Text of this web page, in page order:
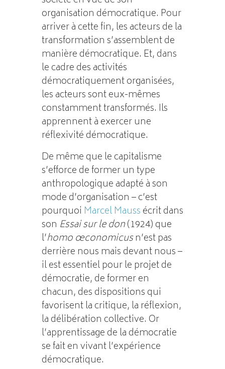
organisation démocratique. Pour
arriver à cette fin, les acteurs de la
transformation s’assemblent de
manière démocratique. Et, dans
le cadre des activités
démocratiquement organisées,
les acteurs sont eux-mêmes
constamment transformés. Ils
apprennent à exercer une
réflexivité démocratique.
De même que le capitalisme
s’efforce de former un type
anthropologique adapté à son
mode d’organisation – c’est
pourquoi Marcel Maussécrit dans
son Essai sur le don(1924) que
l’homo œconomicusn’est pas
derrière nous mais devant nous –
il est essentiel pour le projet de
démocratie, de former en
chacun, des dispositions qui
favorisent la critique, la réflexion,
la délibération collective. Or
l’apprentissage de la démocratie
se fait en vivant l’expérience
démocratique.